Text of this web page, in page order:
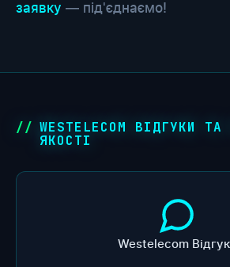
заявку — під'єднаємо!
WESTELECOM ВІДГУКИ
ЯКОСТІ
Westelecom